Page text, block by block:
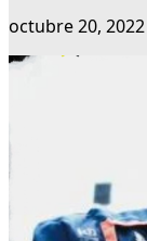
octubre 20, 2022